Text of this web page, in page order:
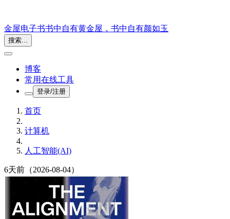
金屋电子书书中自有黄金屋，书中自有颜如玉
搜索...
博客
常用在线工具
登录/注册
首页
计算机
人工智能(AI)
6天前 （2026-08-04）